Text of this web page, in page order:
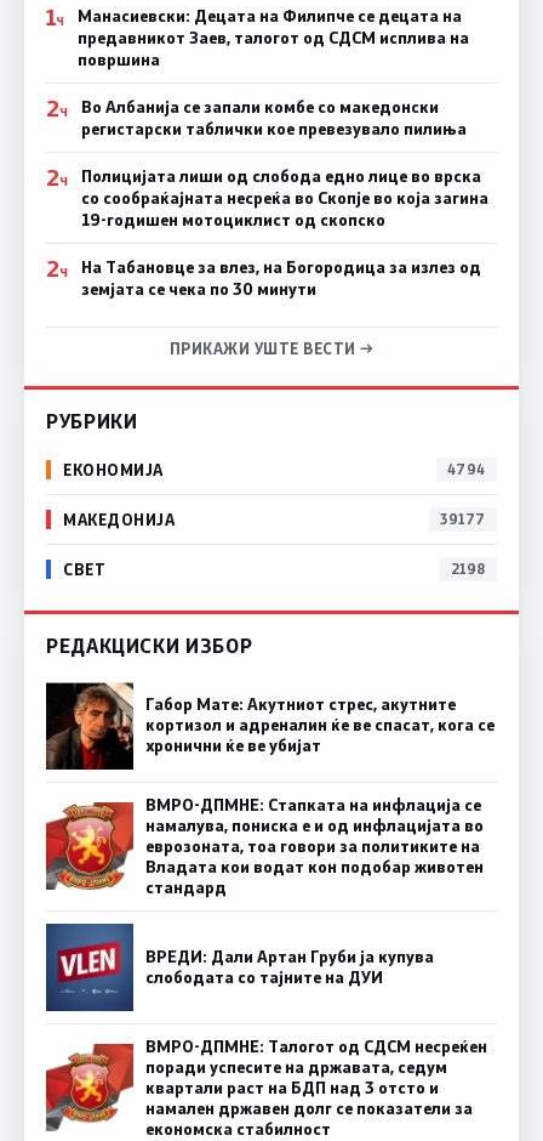
1Ч
Манасиевски: Децата на Филипче се децата на
предавникот Заев, талогот од СДСМ исплива на
површина
2Ч
Во Албанија се запали комбе со македонски
регистарски таблички кое превезувало пилиња
2Ч
Полицијата лиши од слобода едно лице во врска
со сообраќајната несреќа во Скопје во која загина
19-годишен мотоциклист од скопско
2Ч
На Табановце за влез, на Богородица за излез од
земјата се чека по 30 минути
ПРИКАЖИ УШТЕ ВЕСТИ →
РУБРИКИ
ЕКОНОМИЈА 4794
МАКЕДОНИЈА 39177
СВЕТ 2198
РЕДАКЦИСКИ ИЗБОР
Габор Мате: Акутниот стрес, акутните
кортизол и адреналин ќе ве спасат, кога се
хронични ќе ве убијат
ВМРО-ДПМНЕ: Стапката на инфлација се
намалува, пониска е и од инфлацијата во
еврозоната, тоа говори за политиките на
Владата кои водат кон подобар животен
стандард
ВРЕДИ: Дали Артан Груби ја купува
слободата со тајните на ДУИ
ВМРО-ДПМНЕ: Талогот од СДСМ несреќен
поради успесите на државата, седум
квартали раст на БДП над 3 отсто и
намален државен долг се показатели за
економска стабилност